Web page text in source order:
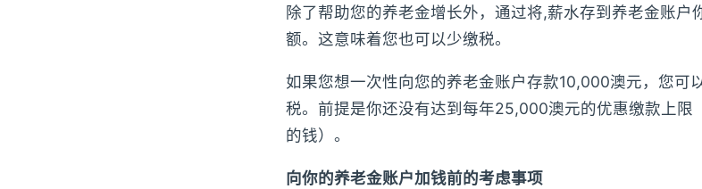
除了帮助您的养老金增长外，通过将,薪水存到养老金账户
额。这意味着您也可以少缴税。
如果您想一次性向您的养老金账户存款10,000澳元，您可
税。前提是你还没有达到每年25,000澳元的优惠缴款上限
的钱）。
向你的养老金账户加钱前的考虑事项